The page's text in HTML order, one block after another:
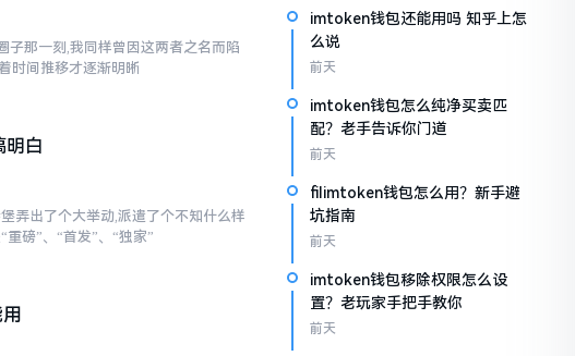
那一刻,我同样曾因这两者之名而陷
时间推移才逐渐明晰
明白
弄出了个大举动,派遣了个不知什么样
磅”、“首发”、“独家”
imtoken钱包还能用吗 知乎上怎
么说
前天
imtoken钱包怎么纯净买卖匹
配？老手告诉你门道
前天
filimtoken钱包怎么用？新手避
坑指南
前天
imtoken钱包移除权限怎么设
置？老玩家手把手教你
前天